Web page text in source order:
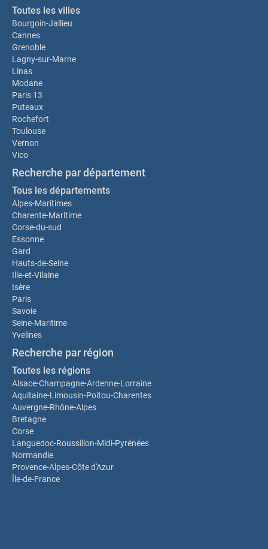
Toutes les villes
Bourgoin-Jallieu
Cannes
Grenoble
Lagny-sur-Marne
Linas
Modane
Paris 13
Puteaux
Rochefort
Toulouse
Vernon
Vico
Recherche par département
Tous les départements
Alpes-Maritimes
Charente-Maritime
Corse-du-sud
Essonne
Gard
Hauts-de-Seine
Ille-et-Vilaine
Isère
Paris
Savoie
Seine-Maritime
Yvelines
Recherche par région
Toutes les régions
Alsace-Champagne-Ardenne-Lorraine
Aquitaine-Limousin-Poitou-Charentes
Auvergne-Rhône-Alpes
Bretagne
Corse
Languedoc-Roussillon-Midi-Pyrénées
Normandie
Provence-Alpes-Côte d'Azur
Île-de-France